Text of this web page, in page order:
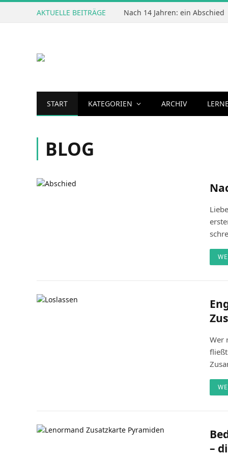
AKTUELLE BEITRÄGE Nach 14 Jahren: ein Abschied
START KATEGORIEN ARCHIV
BLOG
Wer
–